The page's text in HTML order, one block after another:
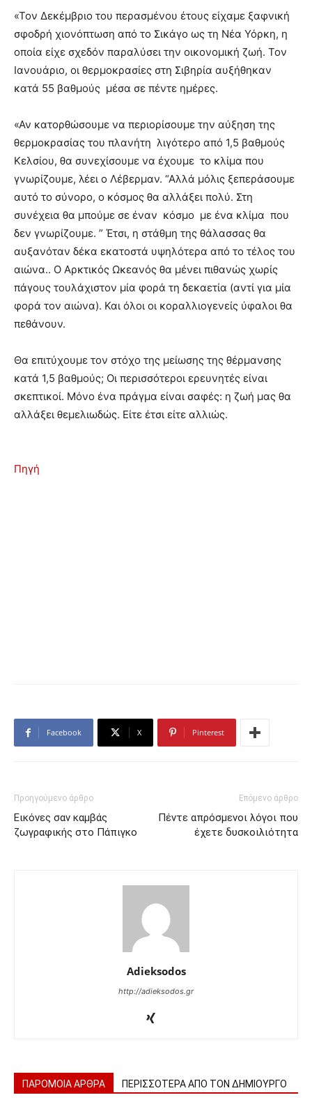
«Τον Δεκέμβριο του περασμένου έτους είχαμε ξαφνική
σφοδρή χιονόπτωση από το Σικάγο ως τη Νέα Υόρκη, η
οποία είχε σχεδόν παραλύσει την οικονομική ζωή. Τον
Ιανουάριο, οι θερμοκρασίες στη Σιβηρία αυξήθηκαν
κατά 55 βαθμούς μέσα σε πέντε ημέρες.
«Αν κατορθώσουμε να περιορίσουμε την αύξηση της
θερμοκρασίας του πλανήτη λιγότερο από 1,5 βαθμούς
Κελσίου, θα συνεχίσουμε να έχουμε το κλίμα που
γνωρίζουμε, λέει ο Λέβερμαν. “Αλλά μόλις ξεπεράσουμε
αυτό το σύνορο, ο κόσμος θα αλλάξει πολύ. Στη
συνέχεια θα μπούμε σε έναν κόσμο με ένα κλίμα που
δεν γνωρίζουμε. ” Έτσι, η στάθμη της θάλασσας θα
αυξανόταν δέκα εκατοστά υψηλότερα από το τέλος του
αιώνα.. Ο Αρκτικός Ωκεανός θα μένει πιθανώς χωρίς
πάγους τουλάχιστον μία φορά τη δεκαετία (αντί για μία
φορά τον αιώνα). Και όλοι οι κοραλλιογενείς ύφαλοι θα
πεθάνουν.
Θα επιτύχουμε τον στόχο της μείωσης της θέρμανσης
κατά 1,5 βαθμούς; Οι περισσότεροι ερευνητές είναι
σκεπτικοί. Μόνο ένα πράγμα είναι σαφές: η ζωή μας θα
αλλάξει θεμελιωδώς. Είτε έτσι είτε αλλιώς.
Πηγή
Facebook X Pinterest
Προηγούμενο άρθρο
Εικόνες σαν καμβάς
ζωγραφικής στο Πάπιγκο
Επόμενο άρθρο
Πέντε απρόσμενοι λόγοι που
έχετε δυσκοιλιότητα
Adieksodos
http://adieksodos.gr
ΠΑΡΟΜΟΙΑ ΑΡΘΡΑ ΠΕΡΙΣΣΟΤΕΡΑ ΑΠΟ ΤΟΝ ΔΗΜΙΟΥΡΓΟ